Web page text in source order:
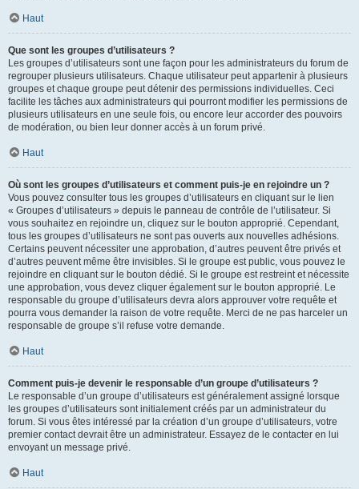
Haut
Que sont les groupes d’utilisateurs ?
Les groupes d’utilisateurs sont une façon pour les administrateurs du forum de
regrouper plusieurs utilisateurs. Chaque utilisateur peut appartenir à plusieurs
groupes et chaque groupe peut détenir des permissions individuelles. Ceci
facilite les tâches aux administrateurs qui pourront modifier les permissions de
plusieurs utilisateurs en une seule fois, ou encore leur accorder des pouvoirs
de modération, ou bien leur donner accès à un forum privé.
Haut
Où sont les groupes d’utilisateurs et comment puis-je en rejoindre un ?
Vous pouvez consulter tous les groupes d’utilisateurs en cliquant sur le lien
« Groupes d’utilisateurs » depuis le panneau de contrôle de l’utilisateur. Si
vous souhaitez en rejoindre un, cliquez sur le bouton approprié. Cependant,
tous les groupes d’utilisateurs ne sont pas ouverts aux nouvelles adhésions.
Certains peuvent nécessiter une approbation, d’autres peuvent être privés et
d’autres peuvent même être invisibles. Si le groupe est public, vous pouvez le
rejoindre en cliquant sur le bouton dédié. Si le groupe est restreint et nécessite
une approbation, vous devez cliquer également sur le bouton approprié. Le
responsable du groupe d’utilisateurs devra alors approuver votre requête et
pourra vous demander la raison de votre requête. Merci de ne pas harceler un
responsable de groupe s’il refuse votre demande.
Haut
Comment puis-je devenir le responsable d’un groupe d’utilisateurs ?
Le responsable d’un groupe d’utilisateurs est généralement assigné lorsque
les groupes d’utilisateurs sont initialement créés par un administrateur du
forum. Si vous êtes intéressé par la création d’un groupe d’utilisateurs, votre
premier contact devrait être un administrateur. Essayez de le contacter en lui
envoyant un message privé.
Haut